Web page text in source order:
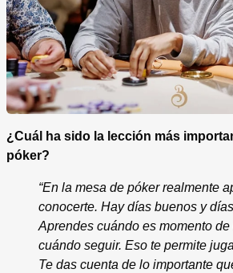
¿Cuál ha sido la lección más
póker?
“En la mesa de póker realmente
conocerte. Hay días buenos y
Aprendes cuándo es momento de
cuándo seguir. Eso te permite
Te das cuenta de lo importante